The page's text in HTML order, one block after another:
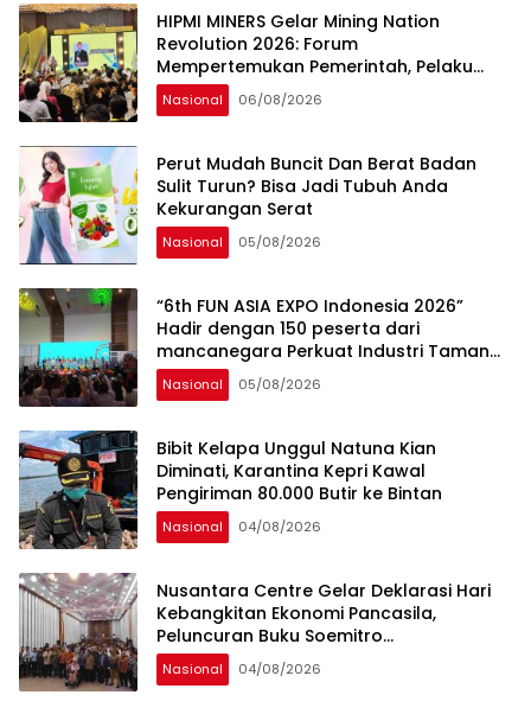
sama Memberikan Kontribusi bagi
Pembangunan Nasional.
HIPMI MINERS Gelar Mining Nation
Revolution 2026: Forum
Mempertemukan Pemerintah, Pelaku
Industri, Investor, Akademisi, dan
Pengusaha dalam Mendukung
Nasional 06/08/2026
Perut Mudah Buncit Dan Berat Badan
Sulit Turun? Bisa Jadi Tubuh Anda
Kekurangan Serat
Nasional 05/08/2026
“6th FUN ASIA EXPO Indonesia 2026”
Hadir dengan 150 peserta dari
mancanegara Perkuat Industri Taman
Rekreasi dan Ekosistem Pariwisata di
Tanah Air
Nasional 05/08/2026
Bibit Kelapa Unggul Natuna Kian
Diminati, Karantina Kepri Kawal
Pengiriman 80.000 Butir ke Bintan
Nasional 04/08/2026
Nusantara Centre Gelar Deklarasi Hari
Kebangkitan Ekonomi Pancasila,
Peluncuran Buku Soemitro
Djojohadikusumo Anti Penjajahan
(Pergolakan Ekonomi Politik Indonesia) &
Nasional 04/08/2026